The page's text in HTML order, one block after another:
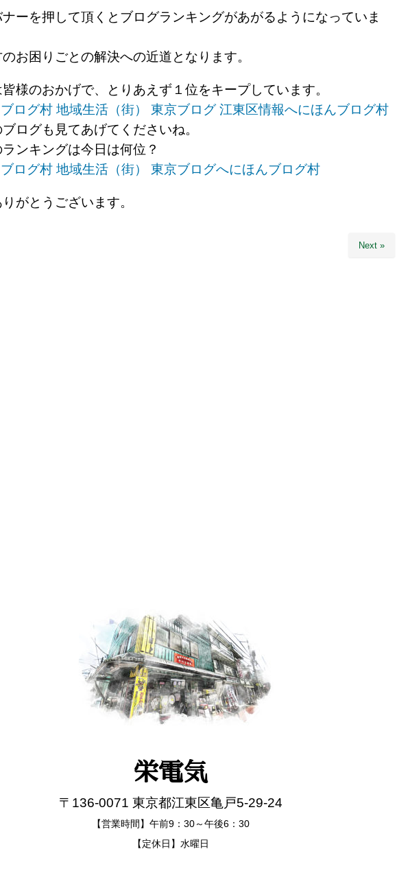
ーを押して頂くとブログランキングがあがるようになっていま
お困りごとの解決への近道となります。
様のおかげで、とりあえず１位をキープしています。
にほんブログ村
ログも見てあげてくださいね。
ンキングは今日は何位？
にほんブログ村
がとうございます。
Next »
栄電気
〒136-0071 東京都江東区亀戸5-29-24
【営業時間】午前9：30～午後6：30
【定休日】水曜日